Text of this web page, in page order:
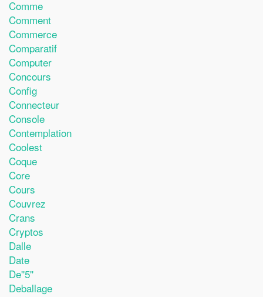
Comme
Comment
Commerce
Comparatif
Computer
Concours
Config
Connecteur
Console
Contemplation
Coolest
Coque
Core
Cours
Couvrez
Crans
Cryptos
Dalle
Date
De''5''
Deballage